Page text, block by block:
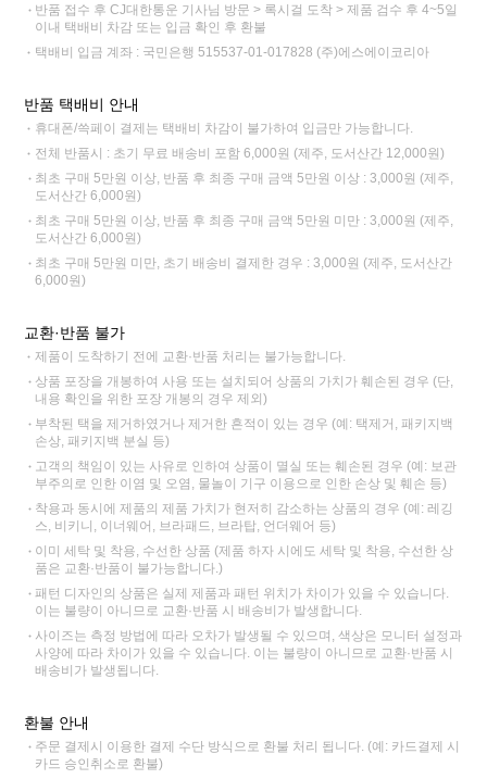
반품 접수 후 CJ대한통운 기사님 방문 > 록시걸 도착 > 제품 검수 후 4~5일
이내 택배비 차감 또는 입금 확인 후 환불
택배비 입금 계좌 : 국민은행 515537-01-017828 (주)에스에이코리아
반품 택배비 안내
휴대폰/쓱페이 결제는 택배비 차감이 불가하여 입금만 가능합니다.
전체 반품시 : 초기 무료 배송비 포함 6,000원 (제주, 도서산간 12,000원)
최초 구매 5만원 이상, 반품 후 최종 구매 금액 5만원 이상 : 3,000원 (제주,
도서산간 6,000원)
최초 구매 5만원 이상, 반품 후 최종 구매 금액 5만원 미만 : 3,000원 (제주,
도서산간 6,000원)
최초 구매 5만원 미만, 초기 배송비 결제한 경우 : 3,000원 (제주, 도서산간
6,000원)
교환·반품 불가
제품이 도착하기 전에 교환·반품 처리는 불가능합니다.
상품 포장을 개봉하여 사용 또는 설치되어 상품의 가치가 훼손된 경우 (단,
내용 확인을 위한 포장 개봉의 경우 제외)
부착된 택을 제거하였거나 제거한 흔적이 있는 경우 (예: 택제거, 패키지백
손상, 패키지백 분실 등)
고객의 책임이 있는 사유로 인하여 상품이 멸실 또는 훼손된 경우 (예: 보관
부주의로 인한 이염 및 오염, 물놀이 기구 이용으로 인한 손상 및 훼손 등)
착용과 동시에 제품의 제품 가치가 현저히 감소하는 상품의 경우 (예: 레깅
스, 비키니, 이너웨어, 브라패드, 브라탑, 언더웨어 등)
이미 세탁 및 착용, 수선한 상품 (제품 하자 시에도 세탁 및 착용, 수선한 상
품은 교환·반품이 불가능합니다.)
패턴 디자인의 상품은 실제 제품과 패턴 위치가 차이가 있을 수 있습니다.
이는 불량이 아니므로 교환·반품 시 배송비가 발생합니다.
사이즈는 측정 방법에 따라 오차가 발생될 수 있으며, 색상은 모니터 설정과
사양에 따라 차이가 있을 수 있습니다. 이는 불량이 아니므로 교환·반품 시
배송비가 발생됩니다.
환불 안내
주문 결제시 이용한 결제 수단 방식으로 환불 처리 됩니다. (예: 카드결제 시
카드 승인취소로 환불)